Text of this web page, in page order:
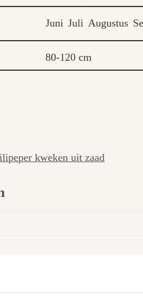
Juni Juli Augustus
80-120 cm
kweken uit zaad